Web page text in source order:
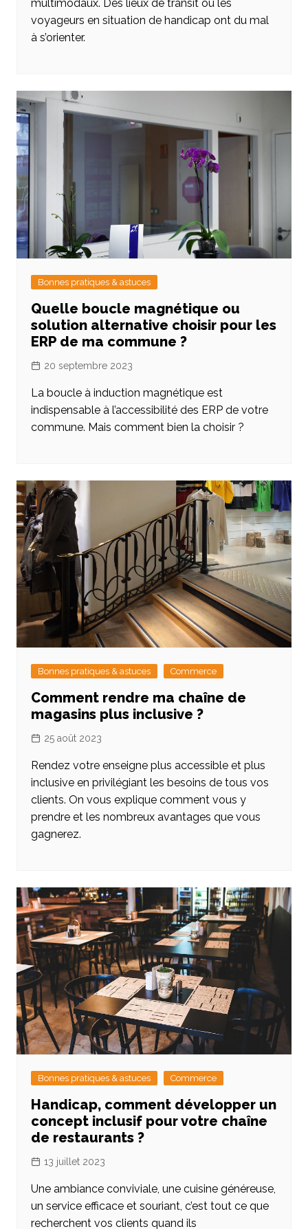
multimodaux. Des lieux de transit où les
voyageurs en situation de handicap ont du mal
à s’orienter.
Bonnes pratiques & astuces
Quelle boucle magnétique ou
solution alternative choisir pour les
ERP de ma commune ?
20 septembre 2023
La boucle à induction magnétique est
indispensable à l’accessibilité des ERP de votre
commune. Mais comment bien la choisir ?
Bonnes pratiques & astuces Commerce
Comment rendre ma chaîne de
magasins plus inclusive ?
25 août 2023
Rendez votre enseigne plus accessible et plus
inclusive en privilégiant les besoins de tous vos
clients. On vous explique comment vous y
prendre et les nombreux avantages que vous
gagnerez.
Bonnes pratiques & astuces Commerce
Handicap, comment développer un
concept inclusif pour votre chaîne
de restaurants ?
13 juillet 2023
Une ambiance conviviale, une cuisine généreuse,
un service efficace et souriant, c’est tout ce que
recherchent vos clients quand ils